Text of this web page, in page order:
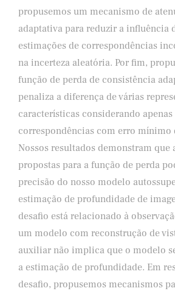
propusemos um mecanismo de
adaptativa para reduzir a influência
estimações de correspondências
na incerteza aleatória. Por fim,
função de perda de consistência
penaliza a diferença de várias
características considerando apenas
correspondências com erro mínimo
Nossos resultados demonstram que
propostas para a função de perda
precisão do nosso modelo
estimação de profundidade de
desafio está relacionado à
um modelo com reconstrução de
auxiliar não implica que o modelo
a estimação de profundidade. Em
desafio, propusemos mecanismos